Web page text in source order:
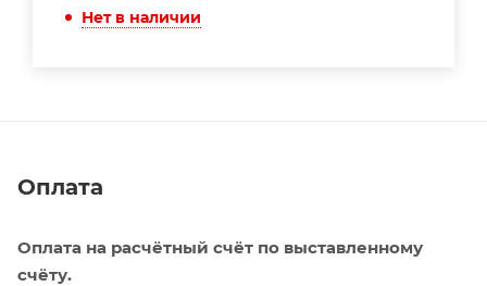
Нет в наличии
Оплата
Оплата на расчётный счёт по выставленному
счёту.